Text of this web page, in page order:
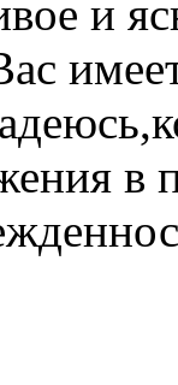
и
в